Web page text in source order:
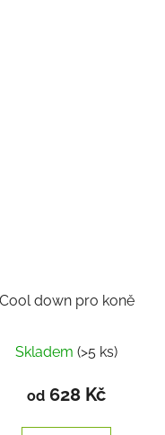
Cool down pro koně
Skladem (>5 ks)
od 628 Kč